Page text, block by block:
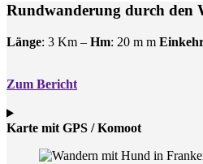
Rundwanderung durch den
Länge: 3 Km – Hm: 20 m m
Zum Bericht
Karte mit GPS / Komoot